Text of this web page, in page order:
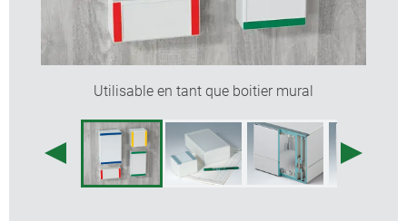
des pieds de boitiers, charnière, éléments de
fixation pour barrettes DIN, supports de cartes pour
le montage de composants prémontés, etc.
Utilisable en tant que boitier mural